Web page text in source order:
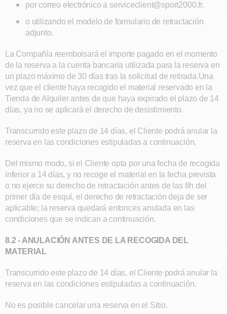
por correo electrónico a serviceclient@sport2000.fr.
o utilizando el modelo de formulario de retractación
adjunto.
La Compañía reembolsará el importe pagado en el momento
de la reserva a la cuenta bancaria utilizada para la reserva en
un plazo máximo de 30 días tras la solicitud de retirada.Una
vez que el cliente haya recogido el material reservado en la
Tienda de Alquiler antes de que haya expirado el plazo de 14
días, ya no se aplicará el derecho de desistimiento.
Transcurrido este plazo de 14 días, el Cliente podrá anular la
reserva en las condiciones estipuladas a continuación.
Del mismo modo, si el Cliente opta por una fecha de recogida
inferior a 14 días, y no recoge el material en la fecha prevista
o no ejerce su derecho de retractación antes de las 8h del
primer día de esquí, el derecho de retractación deja de ser
aplicable; la reserva quedará entonces anulada en las
condiciones que se indican a continuación.
8.2 - ANULACIÓN ANTES DE LA RECOGIDA DEL
MATERIAL
Transcurrido este plazo de 14 días, el Cliente podrá anular la
reserva en las condiciones estipuladas a continuación.
No es posible cancelar una reserva en el Sitio.